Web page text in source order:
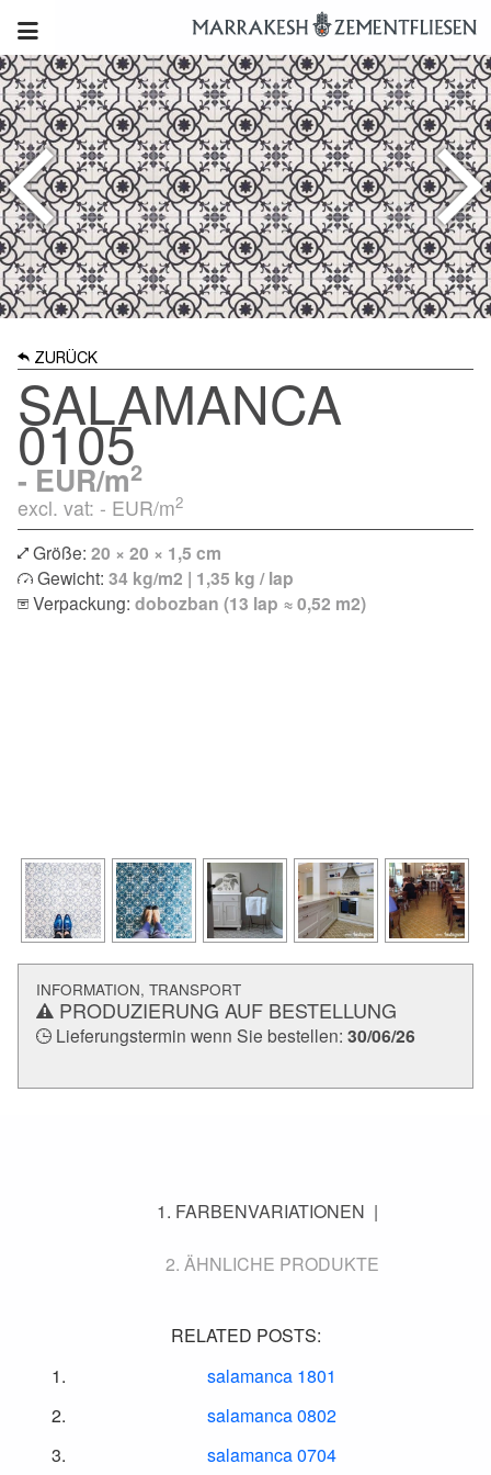
ZURÜCK
SALAMANCA
0105
-EUR/m2
excl. vat: - EUR/m2
Größe: 20 × 20 × 1,5 cm
Gewicht: 34 kg/m2 | 1,35 kg / lap
Verpackung: dobozban (13 lap ≈ 0,52 m2)
INFORMATION, TRANSPORT
PRODUZIERUNG AUF BESTELLUNG
Lieferungstermin wenn Sie bestellen: 30/06/26
FARBENVARIATIONEN
ÄHNLICHE PRODUKTE
RELATED POSTS:
salamanca 1801
salamanca 0802
salamanca 0704